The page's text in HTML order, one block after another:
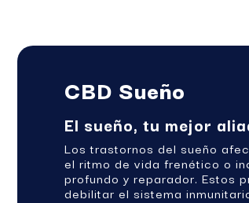
CBD Sueño
El sueño, tu mejor
Los trastornos del sueño
el ritmo de vida frenético o
profundo y reparador. Estos
debilitar el sistema